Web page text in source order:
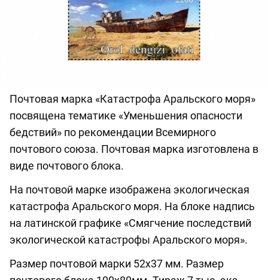
Почтовая марка «Катастрофа Аральского моря»
посвящена тематике «Уменьшения опасности
бедствий» по рекомендации Всемирного
почтового союза. Почтовая марка изготовлена в
виде почтового блока.
На почтовой марке изображена экологическая
катастрофа Аральского моря. На блоке надпись
на латинской графике «Смягчение последствий
экологической катастрофы Аральского моря».
Размер почтовой марки 52х37 мм. Размер